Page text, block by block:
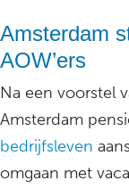
Amsterdam
AOW’ers
Na een voorstel
Amsterdam
bedrijfsleven
omgaan met